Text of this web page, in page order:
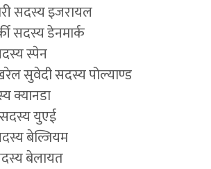
सदस्य इजरायल
सदस्य डेनमार्क
स्पेन
सुवेदी सदस्य पोल्याण्ड
क्यानडा
युएई
बेल्जियम
बेलायत